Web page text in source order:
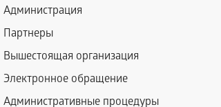
Администрация
Партнеры
Вышестоящая организация
Электронное обращение
Административные процедуры